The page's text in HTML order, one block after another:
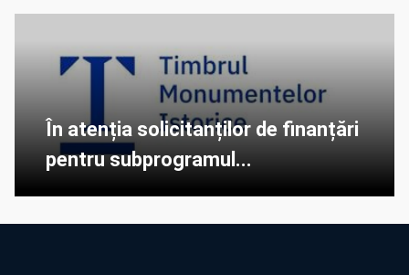
În atenția solicitanților de finanțări
pentru subprogramul...